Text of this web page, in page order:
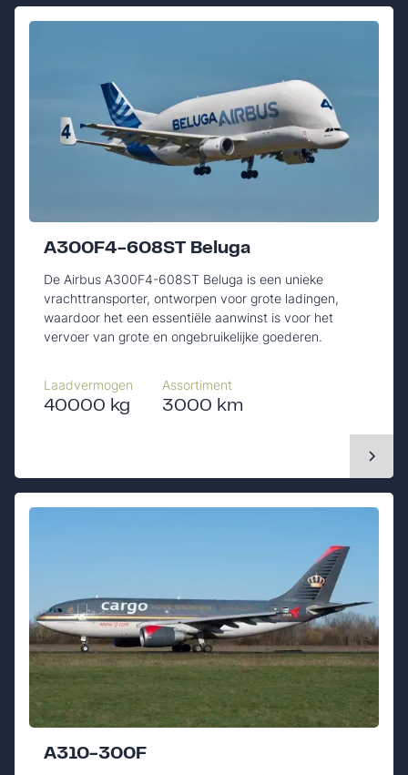
A300F4-608ST Beluga
De Airbus A300F4-608ST Beluga is een unieke
vrachttransporter, ontworpen voor grote ladingen,
waardoor het een essentiële aanwinst is voor het
vervoer van grote en ongebruikelijke goederen.
Laadvermogen
40000 kg
Assortiment
3000 km
A310-300F